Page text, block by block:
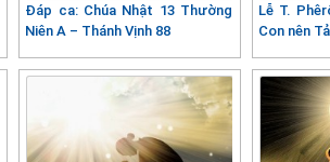
Đáp ca: Chúa Nhật 13 Thường
Niên A – Thánh Vịnh 88
Lễ T.
Con nên